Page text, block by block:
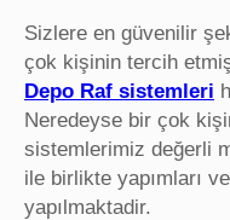
Sizlere en güvenilir
çok kişinin tercih
Depo Raf sistemleri
Neredeyse bir çok
sistemlerimiz değerli
ile birlikte yapımları
yapılmaktadir.